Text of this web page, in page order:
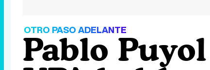
OTRO PASO ADELANTE
Pablo